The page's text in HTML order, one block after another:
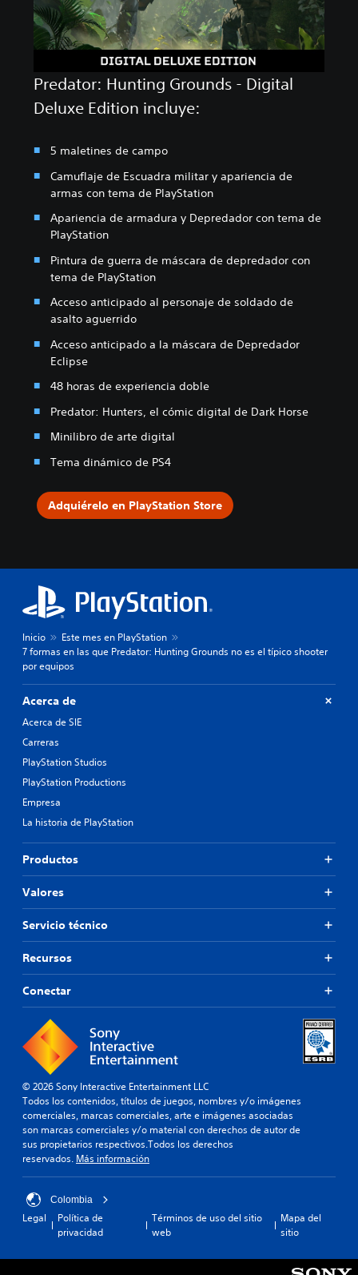
Predator: Hunting Grounds - Digital
Deluxe Edition incluye:
5 maletines de campo
Camuflaje de Escuadra militar y apariencia de
armas con tema de PlayStation
Apariencia de armadura y Depredador con tema de
PlayStation
Pintura de guerra de máscara de depredador con
tema de PlayStation
Acceso anticipado al personaje de soldado de
asalto aguerrido
Acceso anticipado a la máscara de Depredador
Eclipse
48 horas de experiencia doble
Predator: Hunters, el cómic digital de Dark Horse
Minilibro de arte digital
Tema dinámico de PS4
Adquiérelo en PlayStation Store
Inicio
Este mes en PlayStation
7 formas en las que Predator: Hunting Grounds no es el típico shooter
por equipos
Acerca de
Acerca de SIE
Carreras
PlayStation Studios
PlayStation Productions
Empresa
La historia de PlayStation
Productos
Valores
Servicio técnico
Recursos
Conectar
© 2026 Sony Interactive Entertainment LLC
Todos los contenidos, títulos de juegos, nombres y/o imágenes
comerciales, marcas comerciales, arte e imágenes asociadas
son marcas comerciales y/o material con derechos de autor de
sus propietarios respectivos.Todos los derechos
reservados. Más información
Colombia
Legal
Política de
privacidad
Términos de uso del sitio
web
Mapa del
sitio